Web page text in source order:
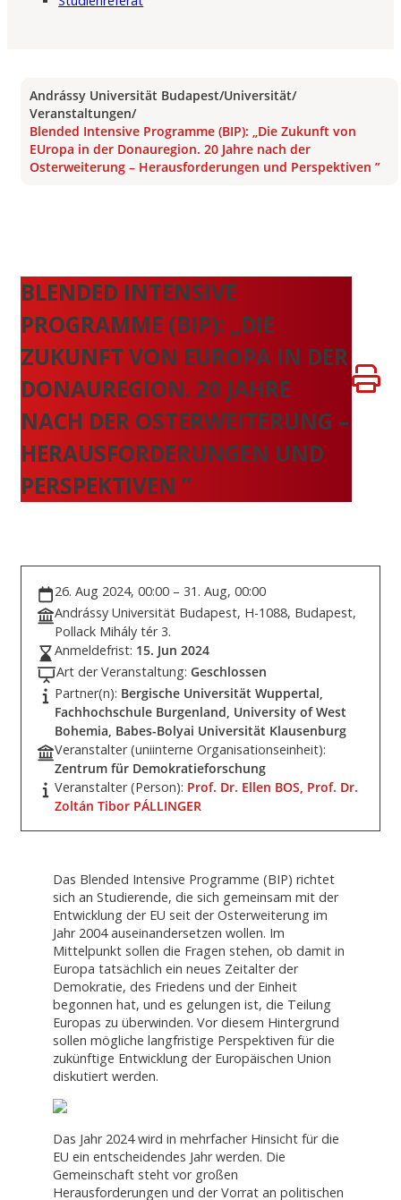
Andrássy Universität Budapest/Universität/
Veranstaltungen/
Blended Intensive Programme (BIP): „Die Zukunft von
EUropa in der Donauregion. 20 Jahre nach der
Osterweiterung – Herausforderungen und Perspektiven ”
BLENDED INTENSIVE
PROGRAMME (BIP): „DIE
ZUKUNFT VON EUROPA IN DER
DONAUREGION. 20 JAHRE
NACH DER OSTERWEITERUNG –
HERAUSFORDERUNGEN UND
PERSPEKTIVEN ”
26. Aug 2024, 00:00 – 31. Aug, 00:00
Andrássy Universität Budapest, H-1088, Budapest,
Pollack Mihály tér 3.
Anmeldefrist: 15. Jun 2024
Art der Veranstaltung: Geschlossen
Partner(n): Bergische Universität Wuppertal,
Fachhochschule Burgenland, University of West
Bohemia, Babes-Bolyai Universität Klausenburg
Veranstalter (uniinterne Organisationseinheit):
Zentrum für Demokratieforschung
Veranstalter (Person): Prof. Dr. Ellen BOS, Prof. Dr.
Zoltán Tibor PÁLLINGER
Das Blended Intensive Programme (BIP) richtet
sich an Studierende, die sich gemeinsam mit der
Entwicklung der EU seit der Osterweiterung im
Jahr 2004 auseinandersetzen wollen. Im
Mittelpunkt sollen die Fragen stehen, ob damit in
Europa tatsächlich ein neues Zeitalter der
Demokratie, des Friedens und der Einheit
begonnen hat, und es gelungen ist, die Teilung
Europas zu überwinden. Vor diesem Hintergrund
sollen mögliche langfristige Perspektiven für die
zukünftige Entwicklung der Europäischen Union
diskutiert werden.
Das Jahr 2024 wird in mehrfacher Hinsicht für die
EU ein entscheidendes Jahr werden. Die
Gemeinschaft steht vor großen
Herausforderungen und der Vorrat an politischen